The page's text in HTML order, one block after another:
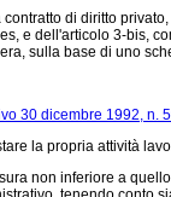
di diritto
e dell'articolo 3-bis,
sulla base di uno
30 dicembre 1992, n.
la propria attività
non inferiore a